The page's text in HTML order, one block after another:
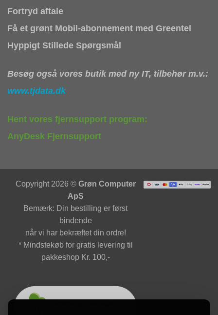
Fortryd aftale
Få et grønt Mobil-abonnement med Greentel
Hyppigt Stillede Spørgsmål
Besøg også vores butik med ny IT, tilbehør m.v.:
www.tjdata.dk
Hent vores fjernsupport program:
AnyDesk Fjernsupport
Copyright 2026 © Grøn Computer
ApS
Bemærk: Din bestilling er først
bindende
når vi har bekræftet din ordre!
* Mindstekøb for gratis levering til
pakkeshop Kr. 100,-